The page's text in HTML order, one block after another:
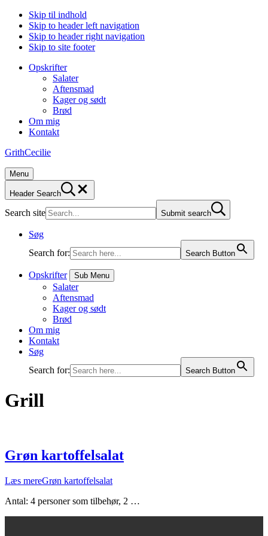
Skip til indhold
Skip to header left navigation
Skip to header right navigation
Skip to site footer
Opskrifter
Salater
Aftensmad
Kager og sødt
Brød
Om mig
Kontakt
GrithCecilie
Menu
Header Search
Search site Submit search
Søg
Search for:
Search Button
Opskrifter Sub Menu
Salater
Aftensmad
Kager og sødt
Brød
Om mig
Kontakt
Søg
Search for:
Search Button
Grill
Grøn kartoffelsalat
Læs mereGrøn kartoffelsalat
Antal: 4 personer som tilbehør, 2 …